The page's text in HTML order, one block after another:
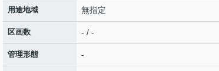
用途地域 無指定
区画数 - / -
管理形態 -